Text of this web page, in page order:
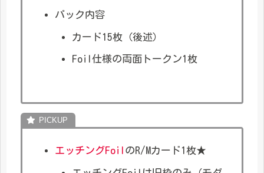
パック内容
カード15枚（後述）
Foil仕様の両面トークン1枚
エッチングFoil のR/Mカード1枚★